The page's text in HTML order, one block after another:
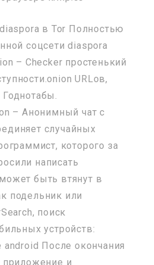
в Tor Полностью
соцсети diaspora
– Checker простенький
URLов,
– Анонимный чат с
случайных
которого за
написать
быть втянут в
подельник или
поиск
устройств:
android После окончания
приложение и